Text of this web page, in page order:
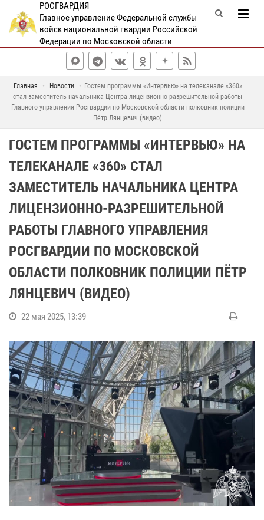
РОСГВАРДИЯ
Главное управление Федеральной службы
войск национальной гвардии Российской
Федерации по Московской области
Главная Новости
Гостем программы «Интервью» на телеканале «360»
стал заместитель начальника Центра лицензионно-разрешительной работы
Главного управления Росгвардии по Московской области полковник полиции
Пётр Лянцевич (видео)
ГОСТЕМ ПРОГРАММЫ «ИНТЕРВЬЮ» НА
ТЕЛЕКАНАЛЕ «360» СТАЛ
ЗАМЕСТИТЕЛЬ НАЧАЛЬНИКА ЦЕНТРА
ЛИЦЕНЗИОННО-РАЗРЕШИТЕЛЬНОЙ
РАБОТЫ ГЛАВНОГО УПРАВЛЕНИЯ
РОСГВАРДИИ ПО МОСКОВСКОЙ
ОБЛАСТИ ПОЛКОВНИК ПОЛИЦИИ ПЁТР
ЛЯНЦЕВИЧ (ВИДЕО)
22 мая 2025, 13:39